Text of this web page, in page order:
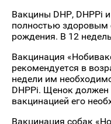
Вакцины DHP, DHPPi
полностью здоровым
рождения. В 12
Вакцинация
рекомендуется в
недели им
DHPPi. Щенок должен
вакцинацией его
Вакцинация собак